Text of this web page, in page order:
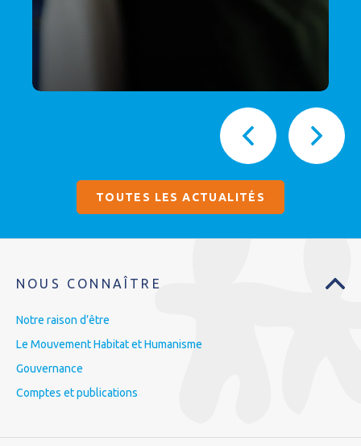
TOUTES LES ACTUALITÉS
NOUS CONNAÎTRE
Notre raison d’être
Le Mouvement Habitat et Humanisme
Gouvernance
Comptes et publications